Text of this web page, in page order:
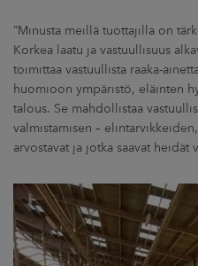
”Minusta meillä tuottajilla on
Korkea laatu ja vastuullisuus
toimittaa vastuullista raaka-
huomioon ympäristö, eläinten
talous. Se mahdollistaa
valmistamisen –
arvostavat ja jotka saavat heidät